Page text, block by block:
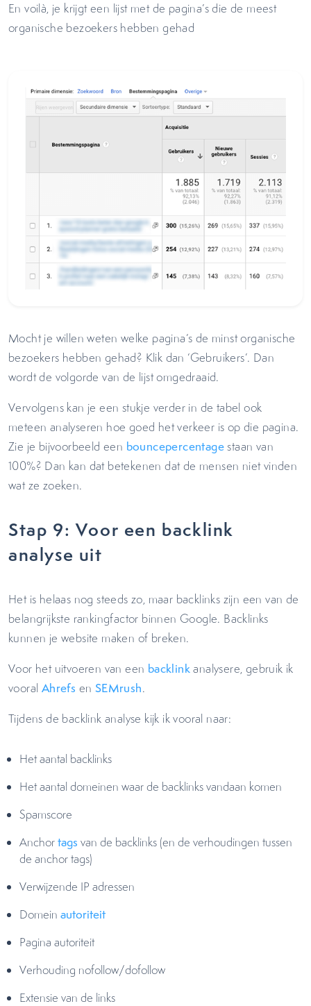
En voilà, je krijgt een lijst met de pagina’s die de meest
organische bezoekers hebben gehad
Mocht je willen weten welke pagina’s de minst organische
bezoekers hebben gehad? Klik dan ‘Gebruikers’. Dan
wordt de volgorde van de lijst omgedraaid.
Vervolgens kan je een stukje verder in de tabel ook
meteen analyseren hoe goed het verkeer is op die pagina.
Zie je bijvoorbeeld een bouncepercentagestaan van
100%? Dan kan dat betekenen dat de mensen niet vinden
wat ze zoeken.
Stap 9: Voor een backlink
analyse uit
Het is helaas nog steeds zo, maar backlinks zijn een van de
belangrijkste rankingfactor binnen Google. Backlinks
kunnen je website maken of breken.
Voor het uitvoeren van een backlinkanalysere, gebruik ik
vooral Ahrefs en SEMrush.
Tijdens de backlink analyse kijk ik vooral naar:
Het aantal backlinks
Het aantal domeinen waar de backlinks vandaan komen
Spamscore
Anchortags van de backlinks (en de verhoudingen tussen
de anchor tags)
Verwijzende IP adressen
Domein autoriteit
Pagina autoriteit
Verhouding nofollow/dofollow
Extensie van de links